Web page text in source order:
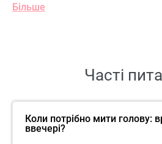
Більше
Часті
Коли потрібно мити голову:
ввечері?